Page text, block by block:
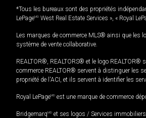
*Tous les bureaux sont des propriétés
LePageMD West Real Estate Services », « Royal
Les marques de commerce MLS® ainsi que les
système de vente collaborative.
REALTOR®, REALTORS® et le logo
commerce REALTOR® servent à distinguer les
propriété de l'ACI, et ils servent à identifier les
Royal LePageMD est une marque de commerce
BridgemarqMD et ses logos / Services